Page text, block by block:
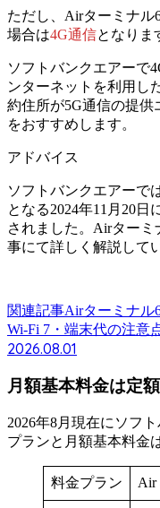
ただし、Airターミナル
場合は4G通信となりま
ソフトバンクエアーで
ンターネットを利用し
約住所が5G通信の提供
をおすすめします。
アドバイス
ソフトバンクエアーで
となる2024年11月20
されました。Airター
事にて詳しく解説して
関連記事Airターミナル
Wi-Fi 7・端末代の注意
2026.08.01
月額基本料金は定
2026年8月現在にソフ
プランと月額基本料金
料金プラン Air